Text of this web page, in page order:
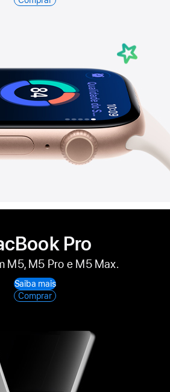
Series
Pro
M5, M5 Pro e M5 Max.
Saiba mais
Comprar